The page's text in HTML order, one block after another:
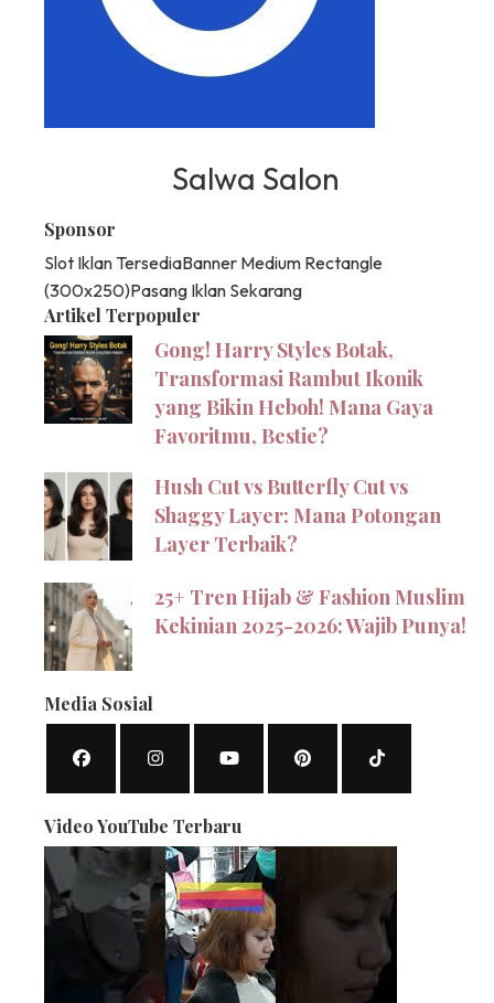
Salwa Salon
Sponsor
Slot Iklan TersediaBanner Medium Rectangle
(300x250)Pasang Iklan Sekarang
Artikel Terpopuler
Gong! Harry Styles Botak,
Transformasi Rambut Ikonik
yang Bikin Heboh! Mana Gaya
Favoritmu, Bestie?
Hush Cut vs Butterfly Cut vs
Shaggy Layer: Mana Potongan
Layer Terbaik?
25+ Tren Hijab & Fashion Muslim
Kekinian 2025-2026: Wajib Punya!
Media Sosial
Video YouTube Terbaru